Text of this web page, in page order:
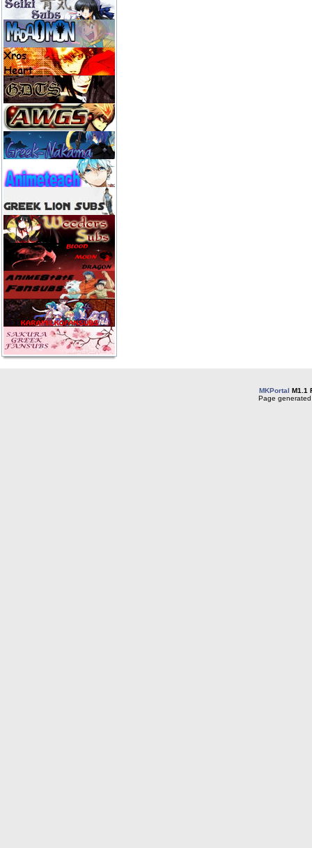
MKPortal M1.1
Page